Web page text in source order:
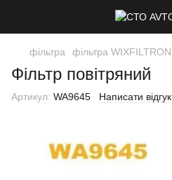
фільтра фільтра WIXFILTRON
Фільтр повітряний
Артикул: WA9645 Написати відгук